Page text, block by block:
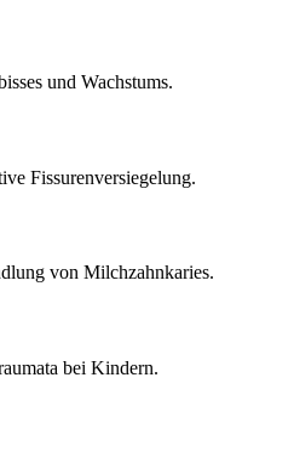
und Wachstums.
Fissurenversiegelung.
von Milchzahnkaries.
bei Kindern.